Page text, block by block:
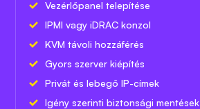
Vezérlőpanel telepítése
IPMI vagy iDRAC konzol
KVM távoli hozzáférés
Gyors szerver kiépítés
Privát és lebegő IP-címek
Igény szerinti biztonsági mentések